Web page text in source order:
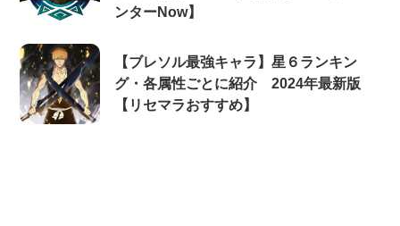
ンターNow】
【ブレソル最強キャラ】星６ランキン
グ・各属性ごとに紹介 2024年最新版
【リセマラおすすめ】